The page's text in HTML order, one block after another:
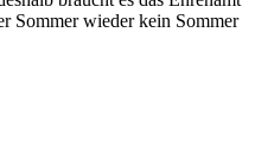
Sommer wieder kein Sommer